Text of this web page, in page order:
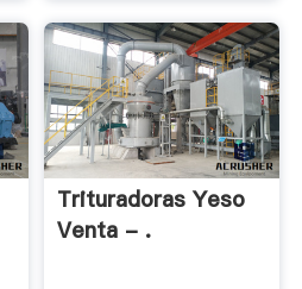
Trituradoras Yeso
Venta - .